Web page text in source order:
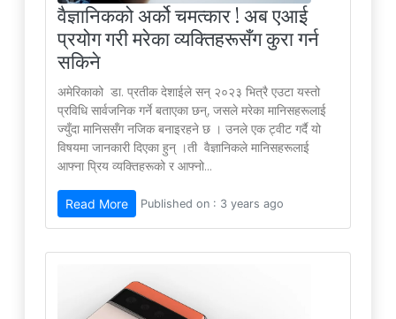
वैज्ञानिकको अर्को चमत्कार ! अब एआई
प्रयोग गरी मरेका व्यक्तिहरूसँग कुरा गर्न
सकिने
अमेरिकाको डा. प्रतीक देशाईले सन् २०२३ भित्रै एउटा यस्तो
प्रविधि सार्वजनिक गर्ने बताएका छन्, जसले मरेका मानिसहरूलाई
ज्युँदा मानिससँग नजिक बनाइरहने छ । उनले एक ट्वीट गर्दै यो
विषयमा जानकारी दिएका हुन् ।ती वैज्ञानिकले मानिसहरूलाई
आफ्ना प्रिय व्यक्तिहरूको र आफ्नो...
Read More Published on : 3 years ago